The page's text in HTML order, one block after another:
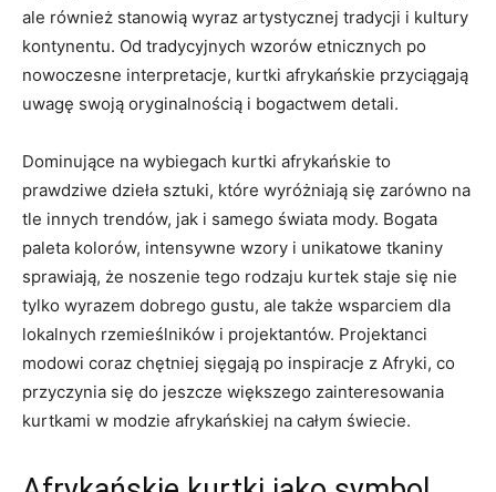
ale również‌ stanowią wyraz artystycznej tradycji i kultury
⁤kontynentu. ​Od tradycyjnych wzorów etnicznych po
nowoczesne interpretacje, kurtki afrykańskie przyciągają
⁤uwagę swoją oryginalnością i bogactwem detali.
Dominujące ⁤na wybiegach kurtki ‍afrykańskie to
prawdziwe dzieła sztuki, które wyróżniają się zarówno na
tle ⁤innych trendów, jak i samego świata mody. Bogata⁤
paleta kolorów, intensywne wzory i‍ unikatowe tkaniny
sprawiają, że noszenie tego rodzaju ‍kurtek staje‍ się ‌nie⁤
tylko wyrazem dobrego gustu, ale⁣ także wsparciem dla
lokalnych rzemieślników i⁤ projektantów. Projektanci
modowi coraz chętniej sięgają po inspiracje z Afryki, co
przyczynia ​się do jeszcze ​większego zainteresowania
kurtkami w modzie ​afrykańskiej na całym świecie.